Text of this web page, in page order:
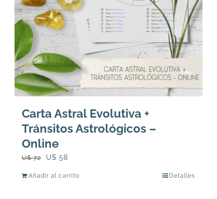
Carta Astral Evolutiva +
Tránsitos Astrológicos –
Online
U$72
El
U$ 58
Añadir al carrito Detalles